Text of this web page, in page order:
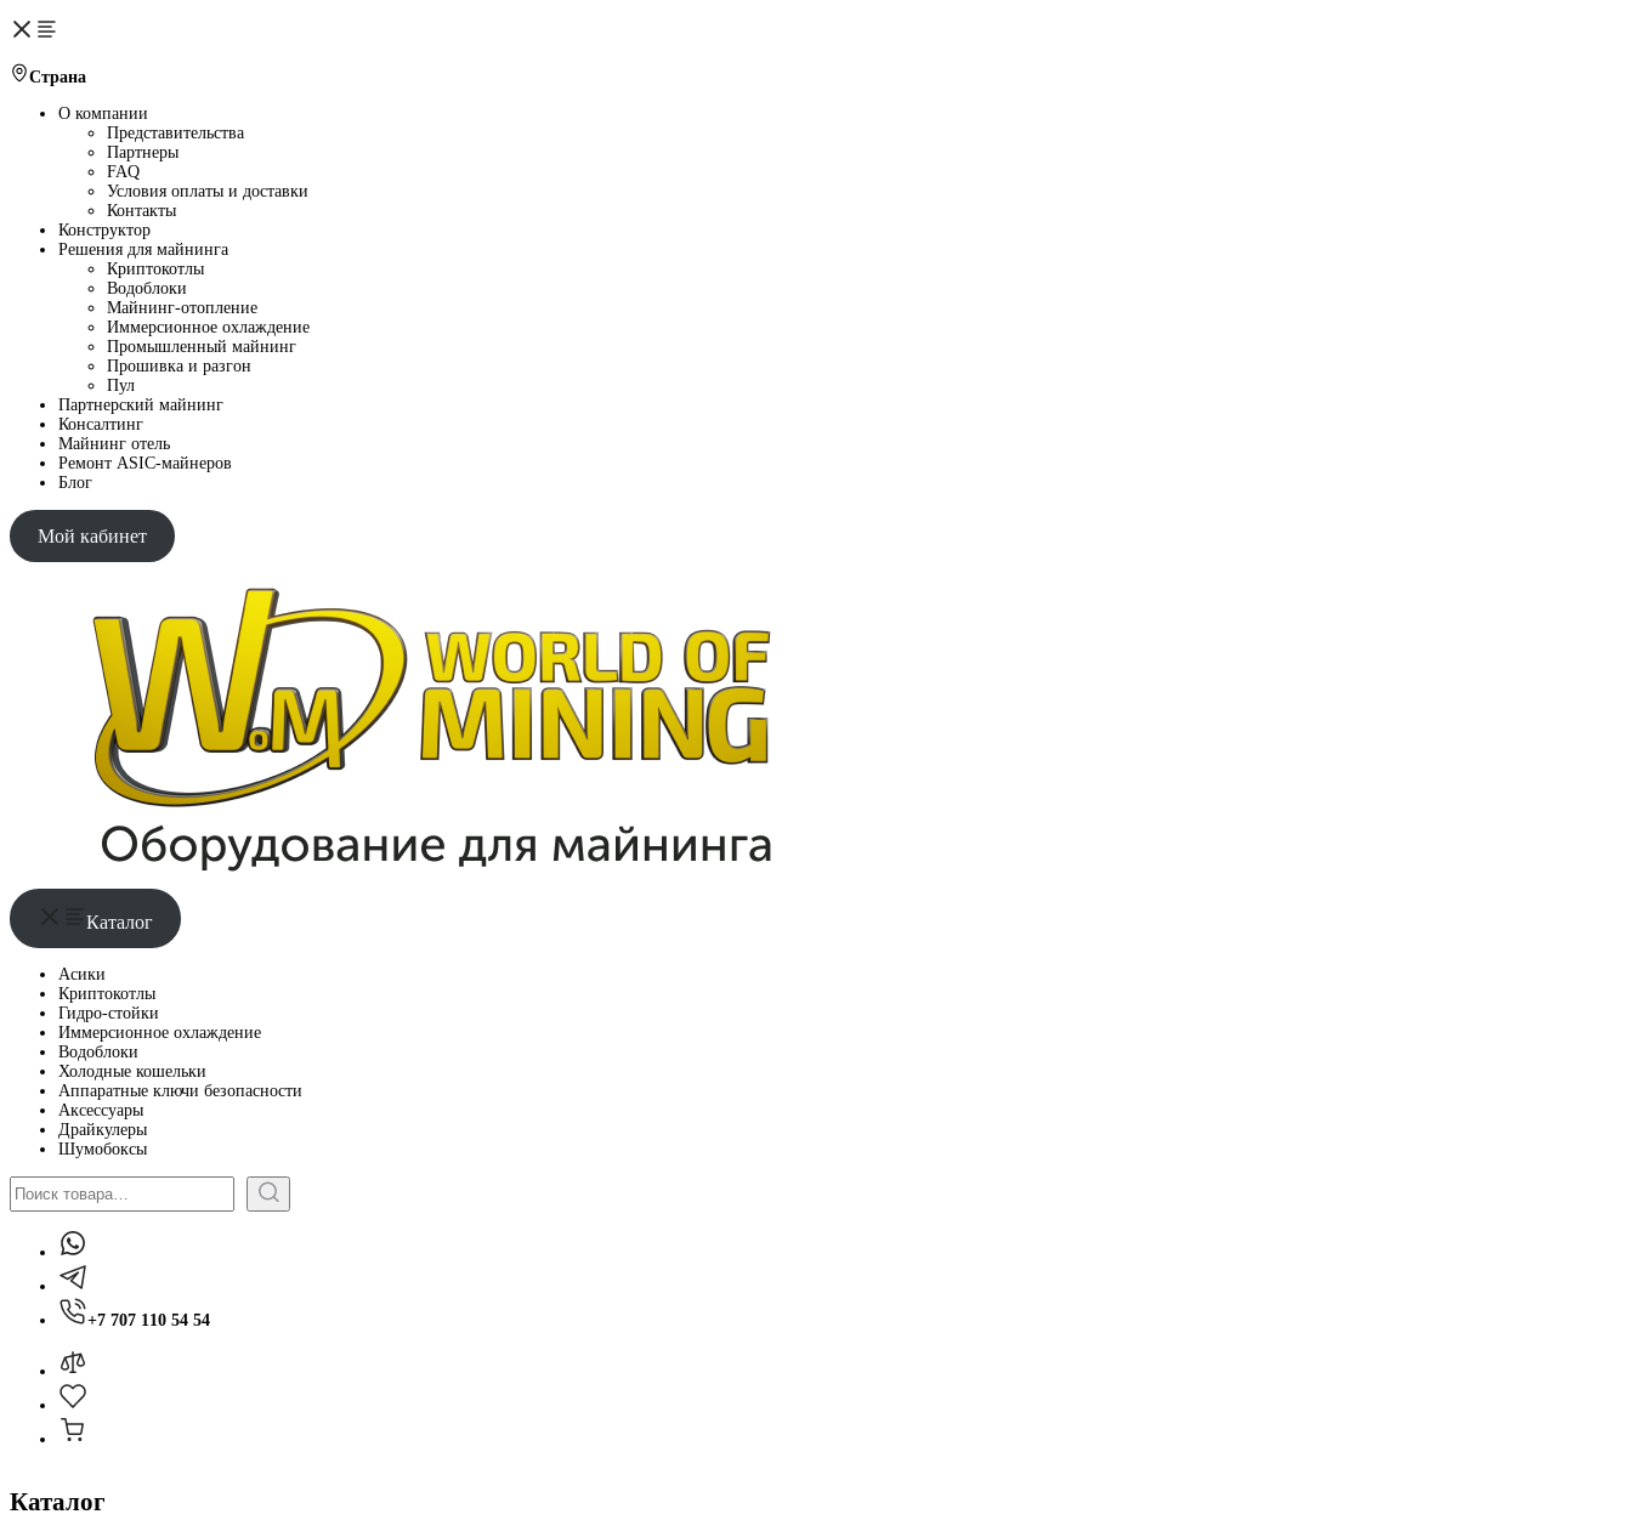
Страна
О компании
Представительства
Партнеры
FAQ
Условия оплаты и доставки
Контакты
Конструктор
Решения для майнинга
Криптокотлы
Водоблоки
Майнинг-отопление
Иммерсионное охлаждение
Промышленный майнинг
Прошивка и разгон
Пул
Партнерский майнинг
Консалтинг
Майнинг отель
Ремонт ASIC-майнеров
Блог
Мой кабинет
Каталог
Асики
Криптокотлы
Гидро-стойки
Иммерсионное охлаждение
Водоблоки
Холодные кошельки
Аппаратные ключи безопасности
Аксессуары
Драйкулеры
Шумобоксы
Поиск
+7 707 110 54 54
Каталог